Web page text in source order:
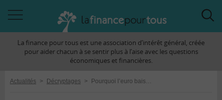
àLa finance pour tous est une association d’intérêt général, créée
pour aider chacun à se sentir plus à l’aise avec les questions
économiques et financières.
Actualités > Décryptages > Pourquoi l’euro baisse-t-il par rapport au dollar ?